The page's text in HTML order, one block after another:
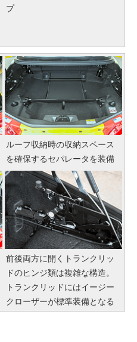
プ
ルーフ収納時の収納スペース
を確保するセパレータを装備
前後両方に開くトランクリッ
ドのヒンジ類は複雑な構造。
トランクリッドにはイージー
クローザーが標準装備となる